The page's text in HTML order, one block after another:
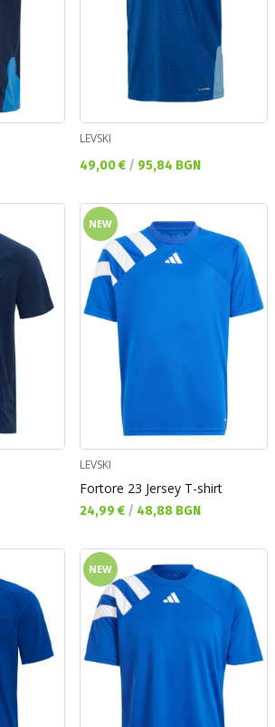
LEVSKI
Текуща цена:
49,00 € / 95,84 BGN
NEW
LEVSKI
Fortore 23 Jersey T-shirt
Текуща цена:
24,99 € / 48,88 BGN
NEW